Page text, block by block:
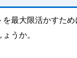
を最大限活かすた
うか。